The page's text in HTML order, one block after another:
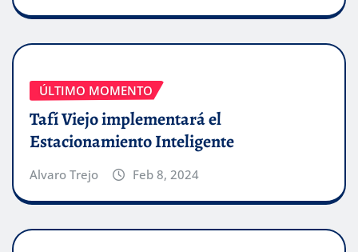
ÚLTIMO MOMENTO
Tafí Viejo implementará el
Estacionamiento Inteligente
Alvaro Trejo Feb 8, 2024